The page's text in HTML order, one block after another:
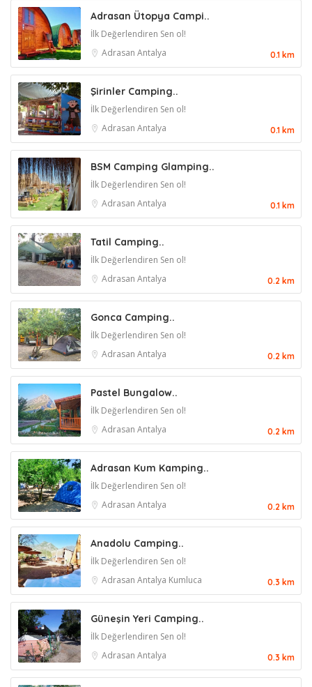
Adrasan Ütopya Campi..
İlk Değerlendiren Sen ol!
Adrasan Antalya 0.1 km
Şirinler Camping..
İlk Değerlendiren Sen ol!
Adrasan Antalya 0.1 km
BSM Camping Glamping..
İlk Değerlendiren Sen ol!
Adrasan Antalya 0.1 km
Tatil Camping..
İlk Değerlendiren Sen ol!
Adrasan Antalya 0.2 km
Gonca Camping..
İlk Değerlendiren Sen ol!
Adrasan Antalya 0.2 km
Pastel Bungalow..
İlk Değerlendiren Sen ol!
Adrasan Antalya 0.2 km
Adrasan Kum Kamping..
İlk Değerlendiren Sen ol!
Adrasan Antalya 0.2 km
Anadolu Camping..
İlk Değerlendiren Sen ol!
Adrasan Antalya Kumluca 0.3 km
Güneşin Yeri Camping..
İlk Değerlendiren Sen ol!
Adrasan Antalya 0.3 km